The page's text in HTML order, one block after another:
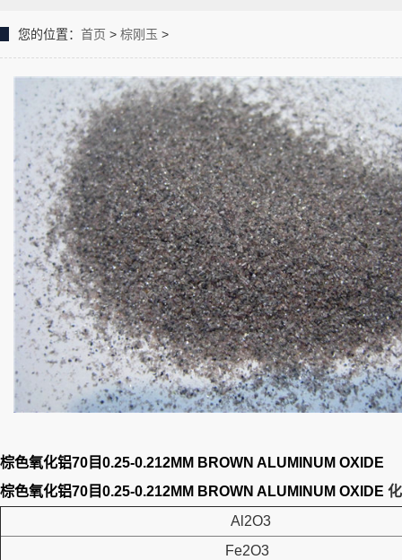
您的位置： 首页 > 棕刚玉 >
棕色氧化铝70目0.25-0.212MM BROWN ALUMINUM OXIDE
棕色氧化铝70目0.25-0.212MM BROWN ALUMINUM OXIDE
Al2O3
Fe2O3